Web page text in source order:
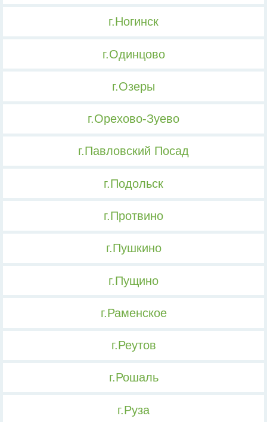
г.Ногинск
г.Одинцово
г.Озеры
г.Орехово-Зуево
г.Павловский Посад
г.Подольск
г.Протвино
г.Пушкино
г.Пущино
г.Раменское
г.Реутов
г.Рошаль
г.Руза